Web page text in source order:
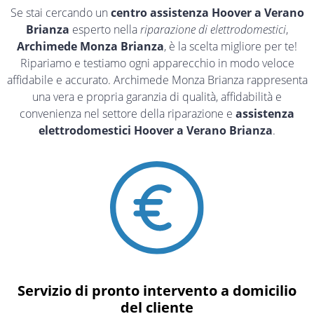
Se stai cercando un centro assistenza Hoover a Verano
Brianza esperto nellariparazione di elettrodomestici,
Archimede Monza Brianza, è la scelta migliore per te!
Ripariamo e testiamo ogni apparecchio in modo veloce
affidabile e accurato. Archimede Monza Brianza rappresenta
una vera e propria garanzia di qualità, affidabilità e
convenienza nel settore della riparazione e assistenza
elettrodomestici Hoover a Verano Brianza.
Servizio di pronto intervento a domicilio
del cliente